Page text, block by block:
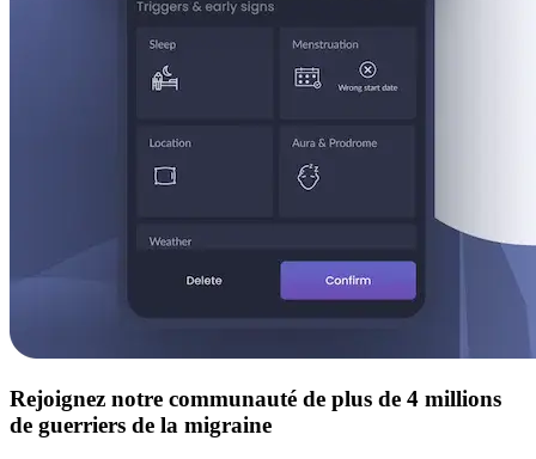
Rejoignez notre communauté de plus de 4 millions
de guerriers de la migraine